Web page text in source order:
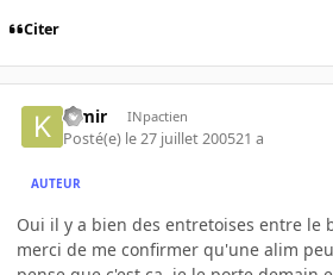
Citer
kimir INpactien
Posté(e) le 27 juillet 200521 a
AUTEUR
Oui il y a bien des entretoises entre le
merci de me confirmer qu'une alim